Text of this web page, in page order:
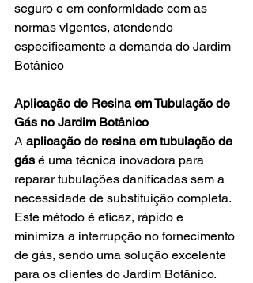
seguro e em conformidade com as
normas vigentes, atendendo
especificamente a demanda do Jardim
Botânico
Aplicação de Resina em Tubulação de
Gás no Jardim Botânico
A aplicação de resina em tubulação de
gás é uma técnica inovadora para
reparar tubulações danificadas sem a
necessidade de substituição completa.
Este método é eficaz, rápido e
minimiza a interrupção no fornecimento
de gás, sendo uma solução excelente
para os clientes do Jardim Botânico.